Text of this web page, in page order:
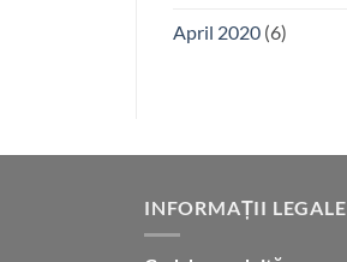
April 2020(6)
INFORMAȚII LEGALE